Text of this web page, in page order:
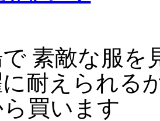
素敵な服を
耐えられる
買います